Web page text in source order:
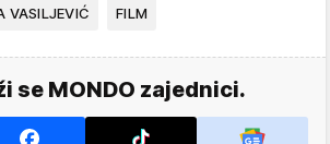
VASILJEVIĆ FILM
se MONDO zajednici.